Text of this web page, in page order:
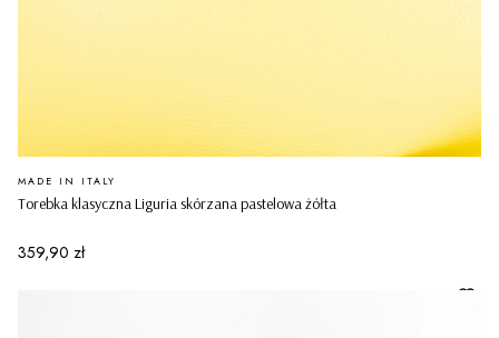
Torebka klasyczna Liguria skórzana pastelowa żółta
PRODUCENT
MADE IN ITALY
Cena
359,90 zł